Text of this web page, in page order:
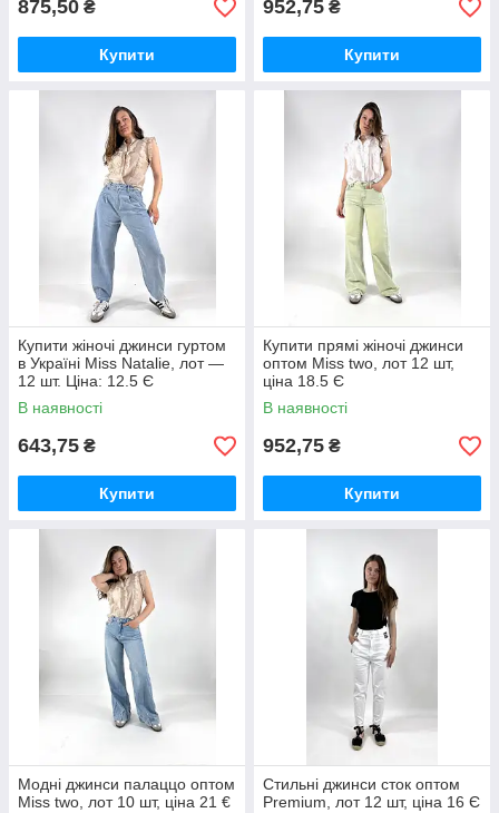
875,50 ₴
Купити
952,75 ₴
Купити
Купити жіночі джинси гуртом
в Україні Miss Natalie, лот —
12 шт. Ціна: 12.5 Є
В наявності
643,75 ₴
Купити
Купити прямі жіночі джинси
оптом Miss two, лот 12 шт,
ціна 18.5 Є
В наявності
952,75 ₴
Купити
Модні джинси палаццо оптом
Miss two, лот 10 шт, ціна 21 €
Стильні джинси сток оптом
Premium, лот 12 шт, ціна 16 Є